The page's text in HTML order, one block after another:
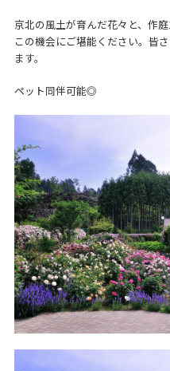
京北の風土が育んだ花々と、作
この機会にご堪能ください。皆
ます。
ペット同伴可能◎